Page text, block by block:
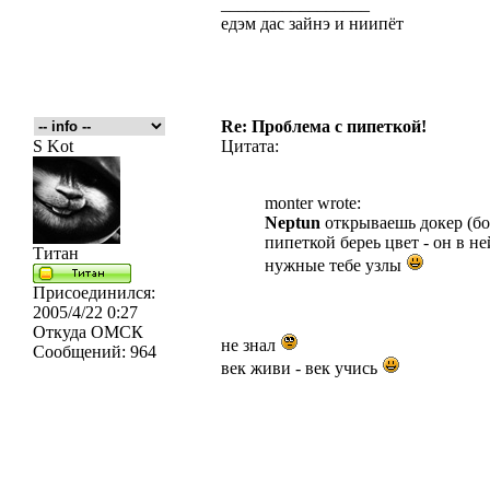
едэм дас зайнэ и ниипёт
Re: Проблема с пипеткой!
S Kot
Титан
Присоединился:
2005/4/22 0:27
Откуда ОМСК
Сообщений: 964
Цитата:
monter wrote:
Neptun открываешь докер
пипеткой береь цвет - он в
нужные тебе узлы
не знал
век живи - век учись